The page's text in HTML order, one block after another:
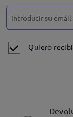
Quiero